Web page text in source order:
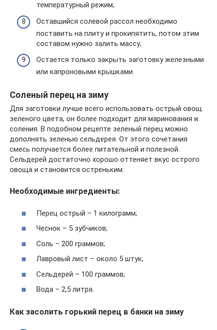
температурный режим;
Оставшийся солевой рассол необходимо
поставить на плиту и прокипятить, потом этим
составом нужно залить массу;
Остается только закрыть заготовку железными
или капроновыми крышками.
Соленый перец на зиму
Для заготовки лучше всего использовать острый овощ
зеленого цвета, он более подходит для маринования и
соления. В подобном рецепте зеленый перец можно
дополнять зеленью сельдерея. От этого сочетания
смесь получается более питательной и полезной.
Сельдерей достаточно хорошо оттеняет вкус острого
овоща и становится остреньким.
Необходимые ингредиенты:
Перец острый – 1 килограмм;
Чеснок – 5 зубчиков;
Соль – 200 граммов;
Лавровый лист – около 5 штук;
Сельдерей – 100 граммов;
Вода – 2,5 литра.
Как засолить горький перец в банки на зиму